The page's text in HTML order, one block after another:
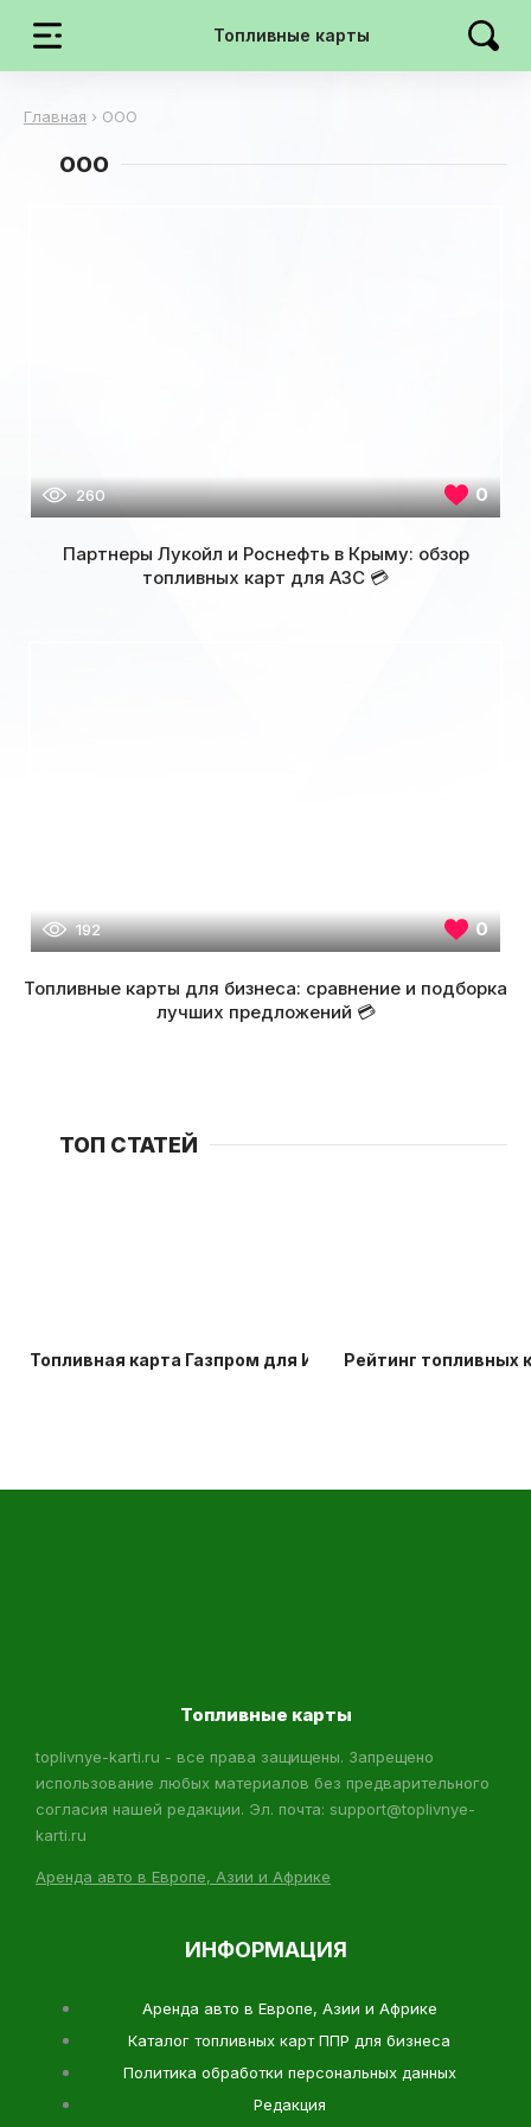
Топливные карты
Главная › ООО
ООО
260 0
Партнеры Лукойл и Роснефть в Крыму: обзор
топливных карт для АЗС 💳
192 0
Топливные карты для бизнеса: сравнение и подборка
лучших предложений 💳
ТОП СТАТЕЙ
Топливная карта Газпром для ИП и карта лояльности
Рейтинг топливных
Топливные карты
toplivnye-karti.ru - все права защищены. Запрещено
использование любых материалов без предварительного
согласия нашей редакции. Эл. почта: support@toplivnye-
karti.ru
Аренда авто в Европе, Азии и Африке
ИНФОРМАЦИЯ
Аренда авто в Европе, Азии и Африке
Каталог топливных карт ППР для бизнеса
Политика обработки персональных данных
Редакция